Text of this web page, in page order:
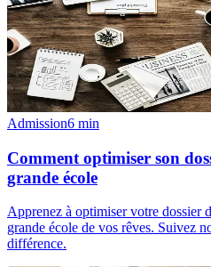
Admission6 min
Comment optimiser son
grande école
Apprenez à optimiser votre dossier
grande école de vos rêves. Suivez
différence.